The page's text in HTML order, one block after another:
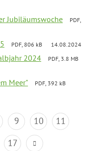
Jubiläumswoche
PDF,
PDF, 806 kB 14.08.2024
2024
PDF, 3.8 MB
Meer"
PDF, 392 kB
9 10
11
17